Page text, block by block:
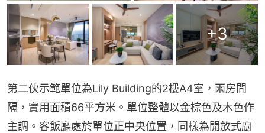
+3
第二伙示範單位為Lily Building的2樓A4室，兩房間
隔，實用面積66平方米。單位整體以金棕色及木色作
主調。客飯廳處於單位正中央位置，同樣為開放式廚